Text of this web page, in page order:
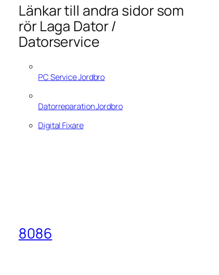
Länkar till andra sidor som
rör Laga Dator /
Datorservice
PC Service Jordbro
Datorreparation Jordbro
Digital Fixare
8086